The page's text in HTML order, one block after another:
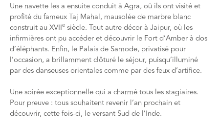
Une navette les a ensuite conduit à Agra, où ils ont visité et
profité du fameux Taj Mahal, mausolée de marbre blanc
construit au XVIIe siècle. Tout autre décor à Jaipur, où les
infirmières ont pu accéder et découvrir le Fort d’Amber à dos
d’éléphants. Enfin, le Palais de Samode, privatisé pour
l’occasion, a brillamment clôturé le séjour, puisqu’illuminé
par des danseuses orientales comme par des feux d’artifice.
Une soirée exceptionnelle qui a charmé tous les stagiaires.
Pour preuve : tous souhaitent revenir l’an prochain et
découvrir, cette fois-ci, le versant Sud de l’Inde.